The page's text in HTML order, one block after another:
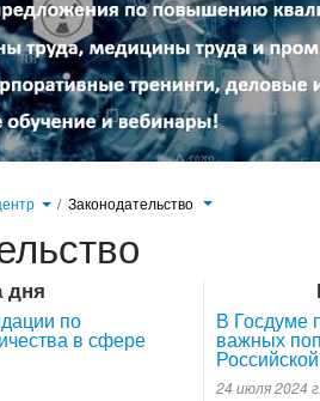
/ Законодательство
дня
по
в сфере
В Госдуме
важных
24 июля 2024